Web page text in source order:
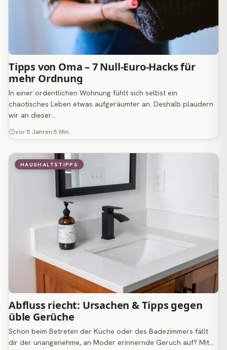
Tipps von Oma – 7 Null-Euro-Hacks für
mehr Ordnung
In einer ordentlichen Wohnung fühlt sich selbst ein
chaotisches Leben etwas aufgeräumter an. Deshalb plaudern
wir an dieser…
vor 5 Jahren 5 Min.
HAUSHALTSTIPPS
Abfluss riecht: Ursachen & Tipps gegen
üble Gerüche
Schon beim Betreten der Küche oder des Badezimmers fällt
dir der unangenehme, an Moder erinnernde Geruch auf? Mit…